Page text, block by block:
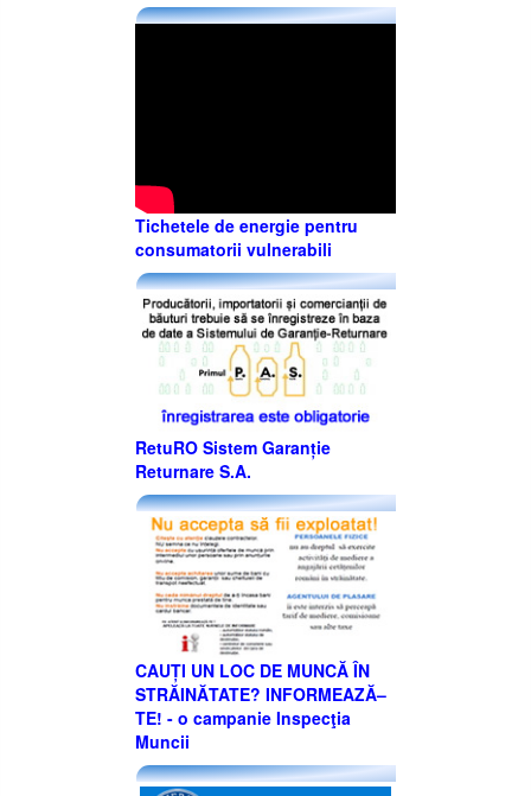
Tichetele de energie pentru
consumatorii vulnerabili
RetuRO Sistem Garanție
Returnare S.A.
CAUȚI UN LOC DE MUNCĂ ÎN
STRĂINĂTATE? INFORMEAZĂ–
TE! - o campanie Inspecţia
Muncii